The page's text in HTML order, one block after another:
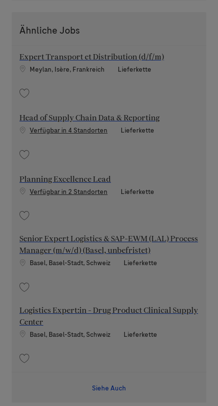
Ähnliche Jobs
Expert Transport et Distribution (d/f/m)
Standort
Meylan, Isère, Frankreich Kategorie
Lieferkette
Head of Supply Chain Data & Reporting
Verfügbar in 4 Standorten Kategorie
Lieferkette
Planning Excellence Lead
Verfügbar in 2 Standorten Kategorie
Lieferkette
Senior Expert Logistics & SAP-EWM (LAL) Process
Manager (m/w/d) (Basel, unbefristet)
Standort
Basel, Basel-Stadt, Schweiz Kategorie
Lieferkette
Logistics Expert:in - Drug Product Clinical Supply
Center
Standort
Basel, Basel-Stadt, Schweiz Kategorie
Lieferkette
Siehe Auch